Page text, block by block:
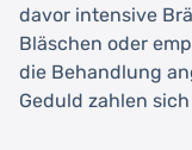
davor intensive
Bläschen oder
die Behandlung
Geduld zahlen